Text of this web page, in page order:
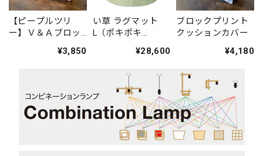
【ピープルツリ
ー】Ｖ＆Ａブロッ
ョンカバー(デコロ
¥3,850
い草 ラグマット
L（ポキポキ
¥28,600
ブロックプリント
クッションカバー
¥4,180